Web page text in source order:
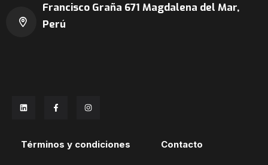
Francisco Graña 671 Magdalena del Mar,
Perú
Términos y condiciones Contacto